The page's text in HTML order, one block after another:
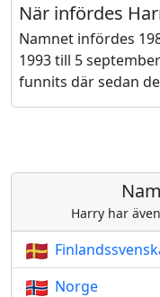
När infördes
Namnet infördes
1993 till 5
funnits där sedan
Harry har
Norge